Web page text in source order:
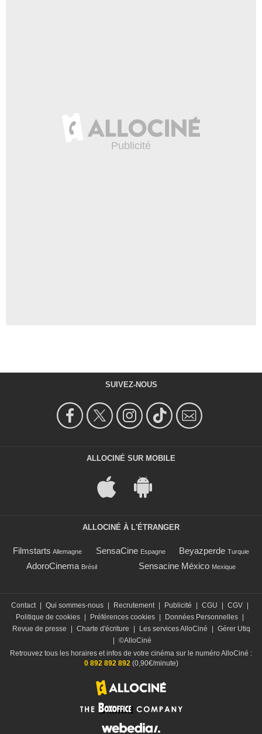
SUIVEZ-NOUS
ALLOCINÉ SUR MOBILE
ALLOCINÉ À L'ÉTRANGER
Filmstarts Allemagne SensaCine Espagne Beyazperde Turquie
AdoroCinema Brésil Sensacine México Mexique
Contact | Qui sommes-nous | Recrutement | Publicité | CGU | CGV |
Politique de cookies | Préférences cookies | Données Personnelles |
Revue de presse
| Charte d'écriture | Les services AlloCiné | Gérer Utiq
| ©AlloCiné
Retrouvez tous les horaires et infos de votre cinéma sur le numéro AlloCiné :
0 892 892 892 (0,90€/minute)